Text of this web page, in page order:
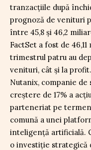
tranzacțiile după
prognoză de venituri
între 45,8 și 46,2
FactSet a fost de
trimestrul patru au
venituri, cât și la profit.
Nutanix, companie
creștere de 17% a
parteneriat pe
comună a unei
inteligență artificială.
o investiție strategică